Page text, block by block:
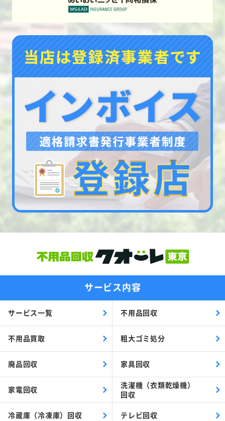
サービス内容
サービス一覧 不用品回収
不用品買取 粗大ゴミ処分
廃品回収 家具回収
家電回収
洗濯機（衣類乾燥機）
回収
冷蔵庫（冷凍庫）回収 テレビ回収